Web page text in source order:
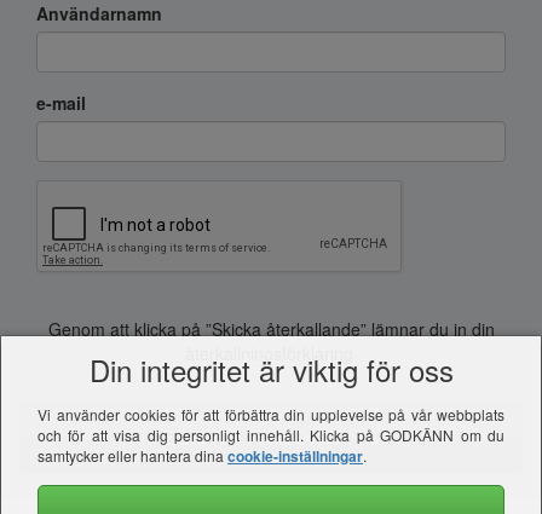
Användarnamn
e-mail
Genom att klicka på ”Skicka återkallande” lämnar du in din
BEGÄR AVBOKNING
Din integritet är viktig för oss
Vi använder cookies för att förbättra din upplevelse på vår webbplats
och för att visa dig personligt innehåll. Klicka på GODKÄNN om du
samtycker eller hantera dina cookie-inställningar.